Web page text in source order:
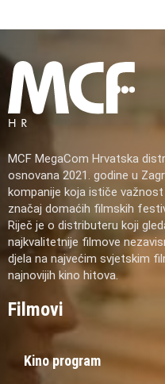
MCF MegaCom Hrvatska
osnovana 2021. godine u
kompanije koja ističe
značaj domaćih filmskih
Riječ je o distributeru koji
najkvalitetnije filmove
djela na najvećim svjetskim
najnovijih kino hitova.
Filmovi
Kino program